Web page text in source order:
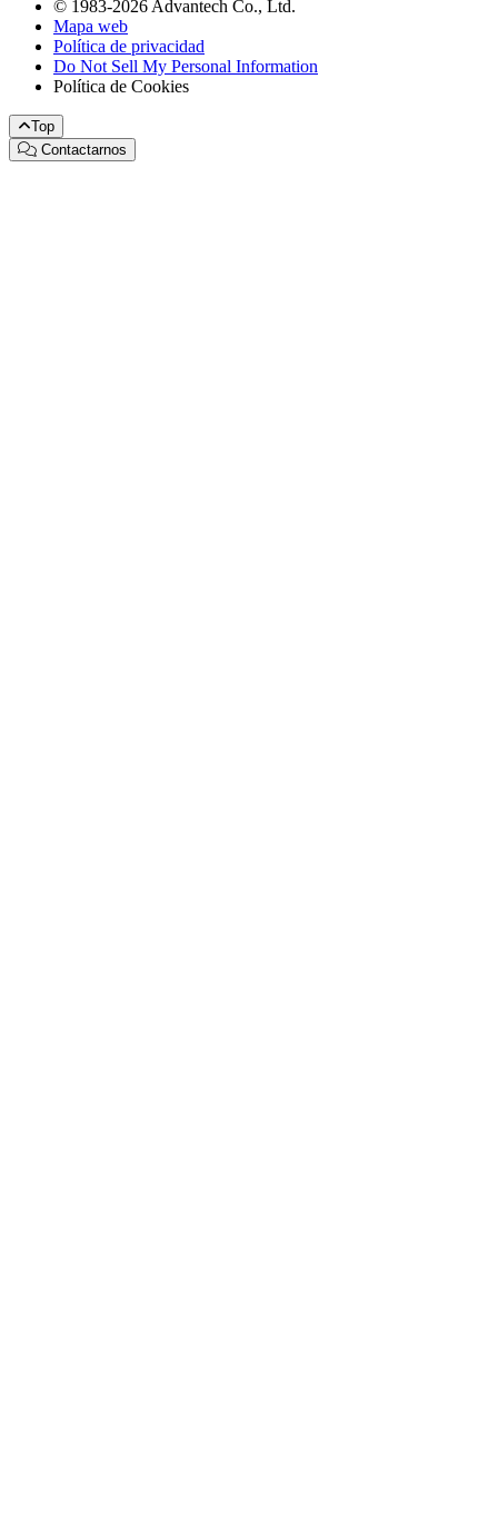
© 1983-2026 Advantech Co., Ltd.
Mapa web
Política de privacidad
Do Not Sell My Personal Information
Política de Cookies
Top
Contactarnos